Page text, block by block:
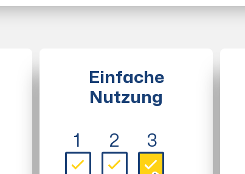
Einfache
Nutzung
1 2 3